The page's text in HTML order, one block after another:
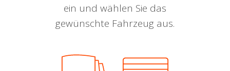
ein und wählen Sie das
gewünschte Fahrzeug aus.